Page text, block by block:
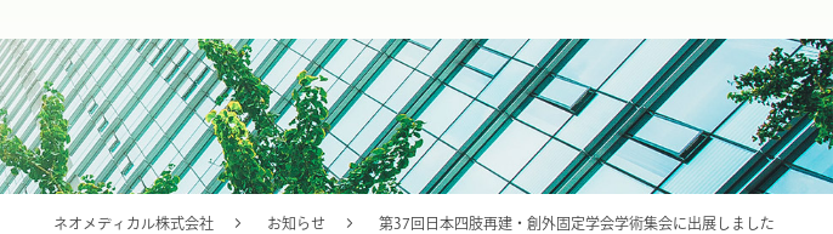
ネオメディカル株式会社 お知らせ 第37回日本四肢再建・創外固定学会学術集会に出展しました